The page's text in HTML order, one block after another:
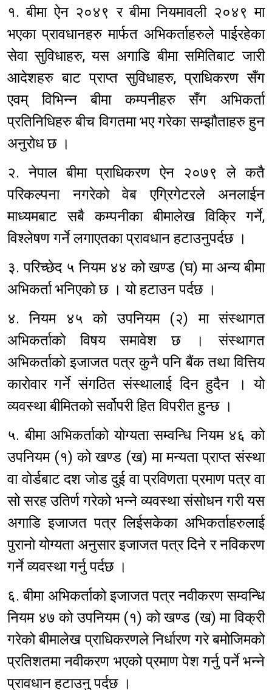
१. बीमा ऐन २०४९ र बीमा नियमावली २०४९ मा
भएका प्रावधानहरु मार्फत अभिकर्ताहरुले पाईरहेका
सेवा सुविधाहरु, यस अगाडि बीमा समितिबाट जारी
आदेशहरु बाट प्राप्त सुविधाहरु, प्राधिकरण सँग
एवम् विभिन्न बीमा कम्पनीहरु सँग अभिकर्ता
प्रतिनिधिहरु बीच विगतमा भए गरेका सम्झौताहरु हुन
अनुरोध छ ।
२. नेपाल बीमा प्राधिकरण ऐन २०७९ ले कतै
परिकल्पना नगरेको वेब एग्रिगेटरले अनलाईन
माध्यमबाट सबै कम्पनीका बीमालेख विक्रि गर्ने,
विश्लेषण गर्ने लगाएतका प्रावधान हटाउनुपर्दछ ।
३. परिच्छेद ५ नियम ४४ को खण्ड (घ) मा अन्य बीमा
अभिकर्ता भनिएको छ । यो हटाउन पर्दछ ।
४. नियम ४५ को उपनियम (२) मा संस्थागत
अभिकर्ताको विषय समावेश छ । संस्थागत
अभिकर्ताको इजाजत पत्र कुनै पनि बैंक तथा वित्तिय
कारोवार गर्ने संगठित संस्थालाई दिन हुदैन । यो
व्यवस्था बीमितको सर्वोपरी हित विपरीत हुन्छ ।
५. बीमा अभिकर्ताको योग्यता सम्वन्धि नियम ४६ को
उपनियम (१) को खण्ड (ख) मा मन्यता प्राप्त संस्था
वा वोर्डबाट दश जोड दुई वा प्रविणता प्रमाण पत्र वा
सो सरह उतिर्ण गरेको भन्ने व्यवस्था संसोधन गरी यस
अगाडि इजाजत पत्र लिईसकेका अभिकर्ताहरुलाई
पुरानो योग्यता अनुसार इजाजत पत्र दिने र नविकरण
गर्ने व्यवस्था गर्नु पर्दछ ।
६. बीमा अभिकर्ताको इजाजत पत्र नवीकरण सम्वन्धि
नियम ४७ को उपनियम (१) को खण्ड (ख) मा विक्री
गरेको बीमालेख प्राधिकरणले निर्धारण गरे बमोजिमको
प्रतिशतमा नवीकरण भएको प्रमाण पेश गर्नु पर्ने भन्ने
प्रावधान हटाउनु पर्दछ ।